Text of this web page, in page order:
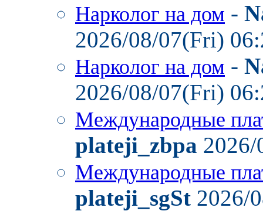
Нарколог на дом -
2026/08/07(Fri)
Нарколог на дом -
2026/08/07(Fri)
Международные
plateji_zbpa
Международные
plateji_sgSt 2026/